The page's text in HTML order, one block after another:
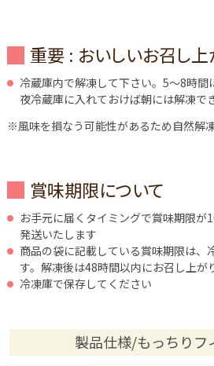
重要 : おいしいお召し
冷蔵庫内で解凍して下さい。5～8時間
夜冷蔵庫に入れておけば朝には解凍で
※風味を損なう可能性があるため自然解
賞味期限について
お手元に届くタイミングで賞味期限が
発送いたします
商品の袋に記載している賞味期限は、
す。解凍後は48時間以内にお召し上が
冷凍庫で保存してください
製品仕様/もっちりフ